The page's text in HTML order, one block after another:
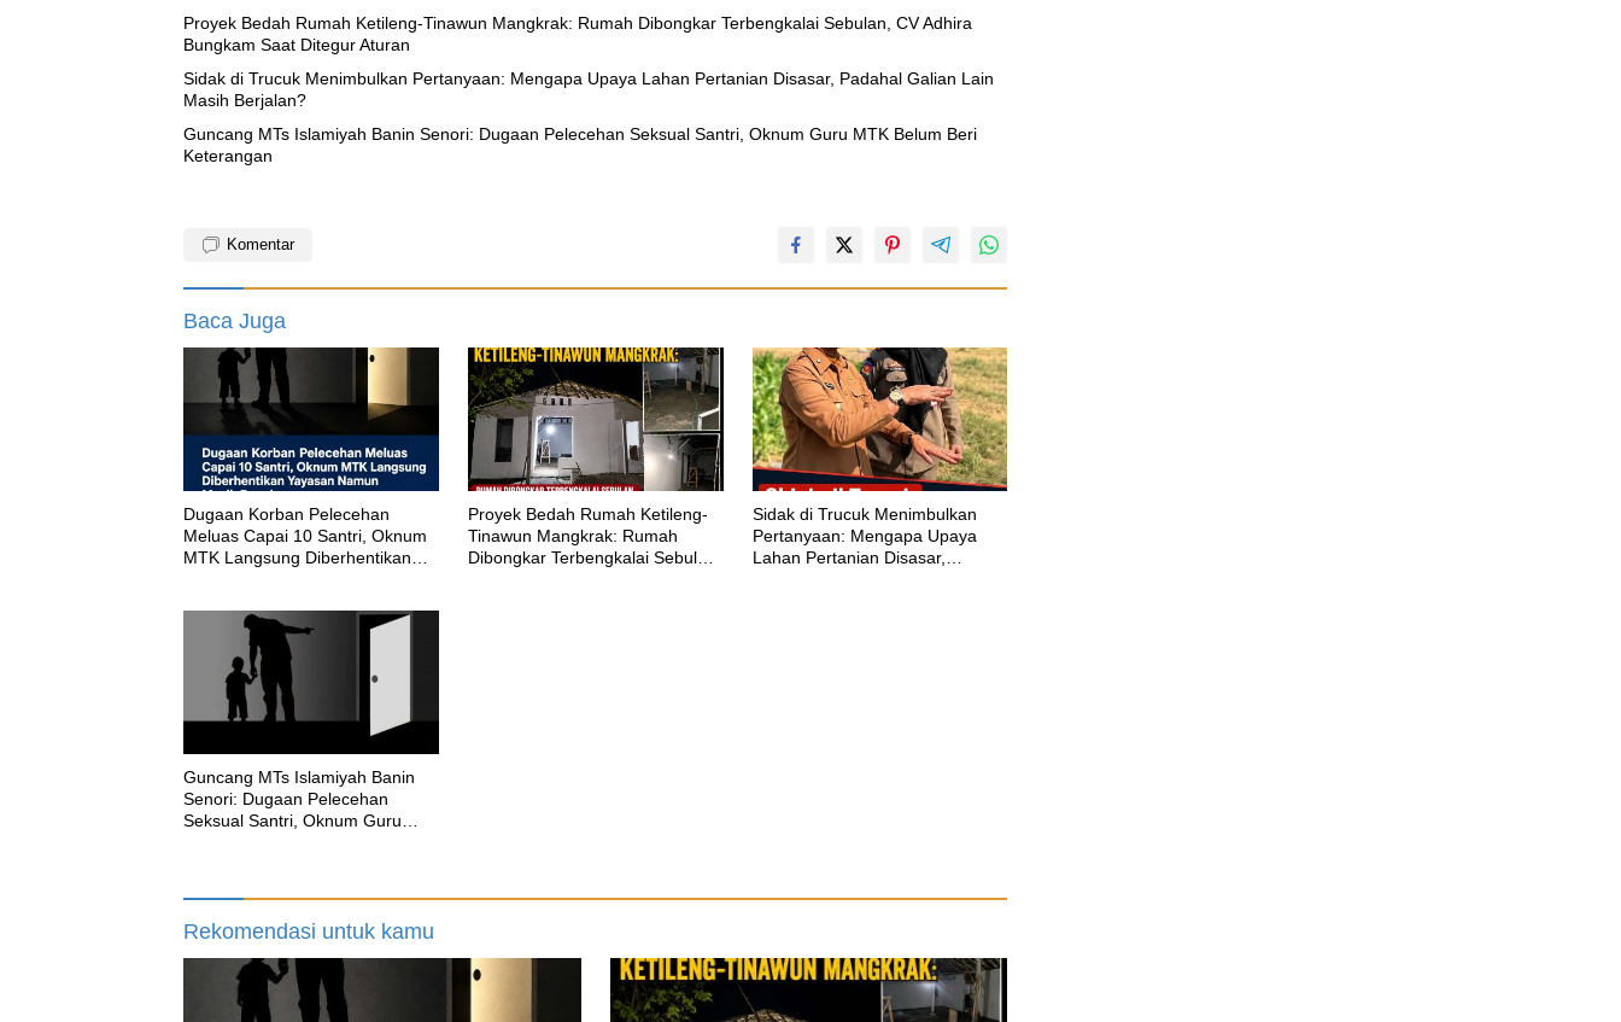
Proyek Bedah Rumah Ketileng-Tinawun Mangkrak: Rumah Dibongkar Terbengkalai Sebulan, CV Adhira
Bungkam Saat Ditegur Aturan
‎Sidak di Trucuk Menimbulkan Pertanyaan: Mengapa Upaya Lahan Pertanian Disasar, Padahal Galian Lain
Masih Berjalan?
Guncang MTs Islamiyah Banin Senori: Dugaan Pelecehan Seksual Santri, Oknum Guru MTK Belum Beri
Keterangan
Komentar
Baca Juga
‎Dugaan Korban Pelecehan
Meluas Capai 10 Santri, Oknum
MTK Langsung Diberhentikan
Proyek Bedah Rumah Ketileng-
Tinawun Mangkrak: Rumah
Dibongkar Terbengkalai Sebulan,
‎Sidak di Trucuk Menimbulkan
Pertanyaan: Mengapa Upaya
Lahan Pertanian Disasar,
Guncang MTs Islamiyah Banin
Senori: Dugaan Pelecehan
Seksual Santri, Oknum Guru
Rekomendasi untuk kamu